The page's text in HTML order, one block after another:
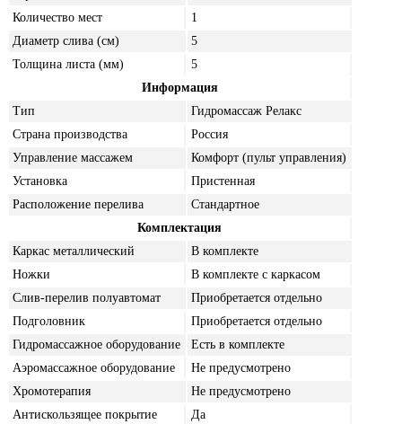
Количество мест
1
Диаметр слива (см)
5
Толщина листа (мм)
5
Информация
Тип
Гидромассаж Релакс
Страна производства
Россия
Управление массажем
Комфорт (пульт управления)
Установка
Пристенная
Расположение перелива
Стандартное
Комплектация
Каркас металлический
В комплекте
Ножки
В комплекте с каркасом
Слив-перелив полуавтомат
Приобретается отдельно
Подголовник
Приобретается отдельно
Гидромассажное оборудование
Есть в комплекте
Аэромассажное оборудование
Не предусмотрено
Хромотерапия
Не предусмотрено
Антискользящее покрытие
Да